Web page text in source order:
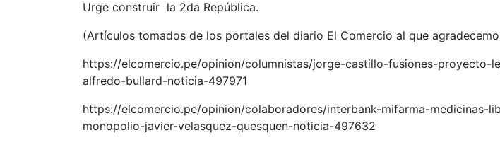
Urge construir la 2da República.
(Artículos tomados de los portales del diario El Comercio al que
https://elcomercio.pe/opinion/columnistas/jorge-castillo-fusiones-proyecto-
alfredo-bullard-noticia-497971
https://elcomercio.pe/opinion/colaboradores/interbank-mifarma-medicinas-
monopolio-javier-velasquez-quesquen-noticia-497632